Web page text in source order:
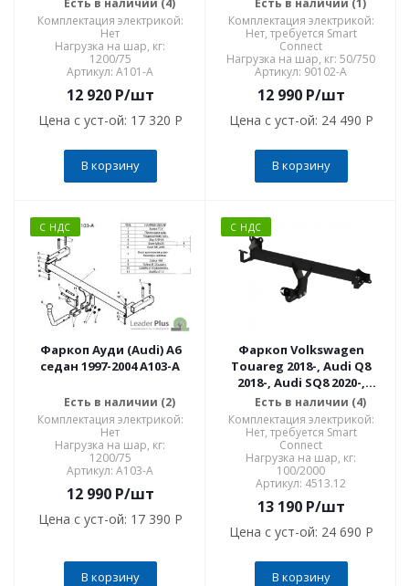
Есть в наличии (4)
Комплектация электрикой:
Нет
Нагрузка на шар, кг:
1200/75
Артикул: A101-A
12 920P/шт
Цена с уст-ой: 17 320 P
В корзину
Есть в наличии (1)
Комплектация электрикой:
Нет, требуется Smart
Connect
Нагрузка на шар, кг: 50/750
Артикул: 90102-A
12 990P/шт
Цена с уст-ой: 24 490 P
В корзину
С НДС
Фаркоп Ауди (Audi) A6
седан 1997-2004 A103-A
Есть в наличии (2)
Комплектация электрикой:
Нет
Нагрузка на шар, кг:
1200/75
Артикул: A103-A
12 990P/шт
Цена с уст-ой: 17 390 P
В корзину
С НДС
Фаркоп Volkswagen
Touareg 2018-, Audi Q8
2018-, Audi SQ8 2020-,
Porsche Cayenne 2017-,
Porsche Cayenne Coupe
2019- съемное крепление
шара на 2х болтах 4513.12
Есть в наличии (4)
Комплектация электрикой:
Нет, требуется Smart
Connect
Нагрузка на шар, кг:
100/2000
Артикул: 4513.12
13 190P/шт
Цена с уст-ой: 24 690 P
В корзину